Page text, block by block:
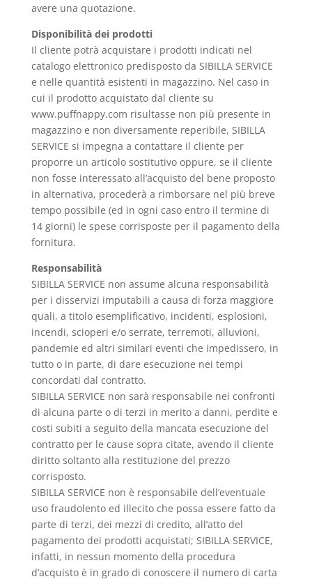
avere una quotazione.
Disponibilità dei prodotti
Il cliente potrà acquistare i prodotti indicati nel
catalogo elettronico predisposto da SIBILLA SERVICE
e nelle quantità esistenti in magazzino. Nel caso in
cui il prodotto acquistato dal cliente su
www.puffnappy.com risultasse non più presente in
magazzino e non diversamente reperibile, SIBILLA
SERVICE si impegna a contattare il cliente per
proporre un articolo sostitutivo oppure, se il cliente
non fosse interessato all’acquisto del bene proposto
in alternativa, procederà a rimborsare nel più breve
tempo possibile (ed in ogni caso entro il termine di
14 giorni) le spese corrisposte per il pagamento della
fornitura.
Responsabilità
SIBILLA SERVICE non assume alcuna responsabilità
per i disservizi imputabili a causa di forza maggiore
quali, a titolo esemplificativo, incidenti, esplosioni,
incendi, scioperi e/o serrate, terremoti, alluvioni,
pandemie ed altri similari eventi che impedissero, in
tutto o in parte, di dare esecuzione nei tempi
concordati dal contratto.
SIBILLA SERVICE non sarà responsabile nei confronti
di alcuna parte o di terzi in merito a danni, perdite e
costi subiti a seguito della mancata esecuzione del
contratto per le cause sopra citate, avendo il cliente
diritto soltanto alla restituzione del prezzo
corrisposto.
SIBILLA SERVICE non è responsabile dell’eventuale
uso fraudolento ed illecito che possa essere fatto da
parte di terzi, dei mezzi di credito, all’atto del
pagamento dei prodotti acquistati; SIBILLA SERVICE,
infatti, in nessun momento della procedura
d’acquisto è in grado di conoscere il numero di carta